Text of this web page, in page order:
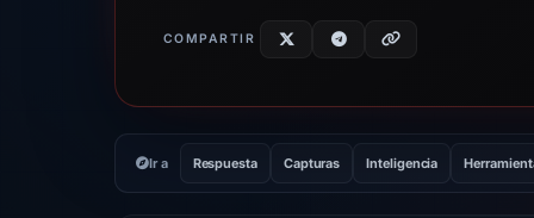
COMPARTIR
Ir a Respuesta Capturas Inteligencia